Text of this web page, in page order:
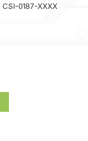
CSI-0187-XXXX